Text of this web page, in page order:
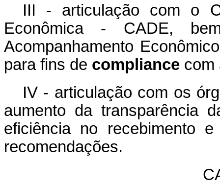
III - articulação com o
Econômica - CADE,
Acompanhamento
para fins de compliance com
IV - articulação com os
aumento da transparência
eficiência no recebimento
recomendações.